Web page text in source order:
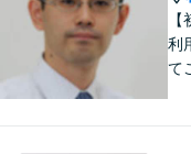
利
て